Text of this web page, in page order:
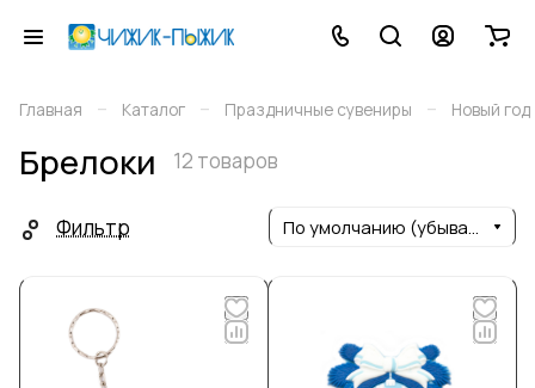
Главная – Каталог – Праздничные сувениры – Новый год
Брелоки 12 товаров
Фильтр По умолчанию (убывание)